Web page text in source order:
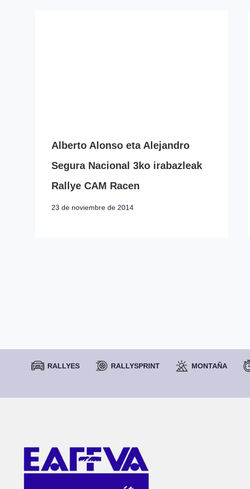
Alberto Alonso eta Alejandro
Segura Nacional 3ko irabazleak
Rallye CAM Racen
23 de noviembre de 2014
RALLYES RALLYSPRINT MONTAÑA